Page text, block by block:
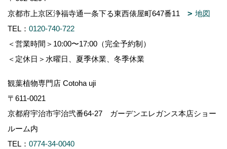
京都市上京区浄福寺通一条下る東西俵屋町647番11
地図
TEL： 0120-740-722
＜営業時間＞10:00〜17:00（完全予約制）
＜定休日＞水曜日、夏季休業、冬季休業
観葉植物専門店 Cotoha uji
〒611-0021
京都府宇治市宇治弐番64-27 ガーデンエレガンス本店ショー
ルーム内
TEL： 0774-34-0040